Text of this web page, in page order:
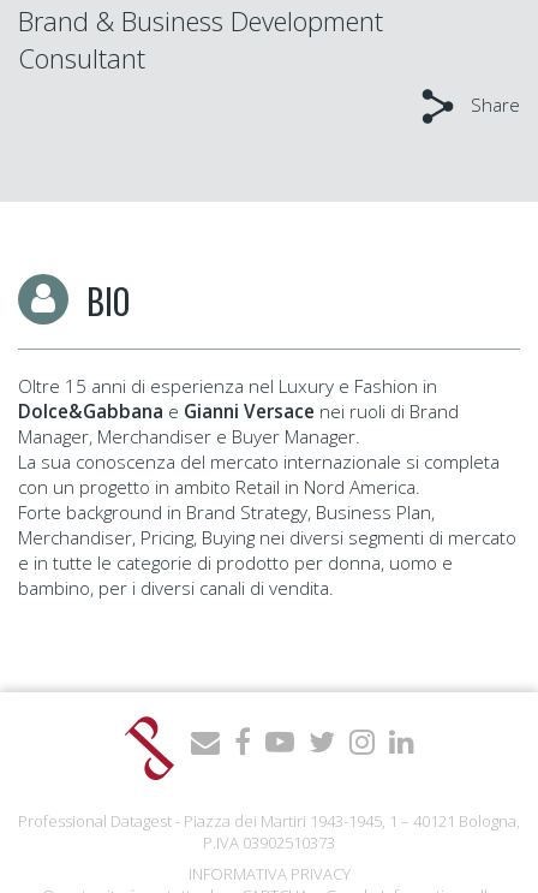
Brand & Business Development
Consultant
Share
BIO
Oltre 15 anni di esperienza nel Luxury e Fashion in
Dolce&Gabbana e Gianni Versace nei ruoli di Brand
Manager, Merchandiser e Buyer Manager.
La sua conoscenza del mercato internazionale si completa
con un progetto in ambito Retail in Nord America.
Forte background in Brand Strategy, Business Plan,
Merchandiser, Pricing, Buying nei diversi segmenti di mercato
e in tutte le categorie di prodotto per donna, uomo e
bambino, per i diversi canali di vendita.
Professional Datagest - Piazza dei Martiri 1943-1945, 1 – 40121 Bologna,
P.IVA 03902510373
INFORMATIVA PRIVACY